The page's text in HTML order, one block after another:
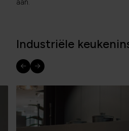
aan.
Industriële